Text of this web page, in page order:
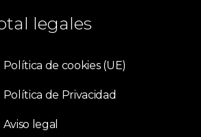
legales
Política de cookies (UE)
Política de Privacidad
Aviso legal